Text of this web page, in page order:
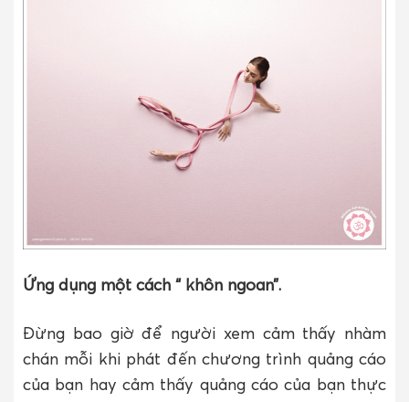
Ứng dụng một cách “ khôn ngoan”.
Đừng bao giờ để người xem cảm thấy nhàm
chán mỗi khi phát đến chương trình quảng cáo
của bạn hay cảm thấy quảng cáo của bạn thực